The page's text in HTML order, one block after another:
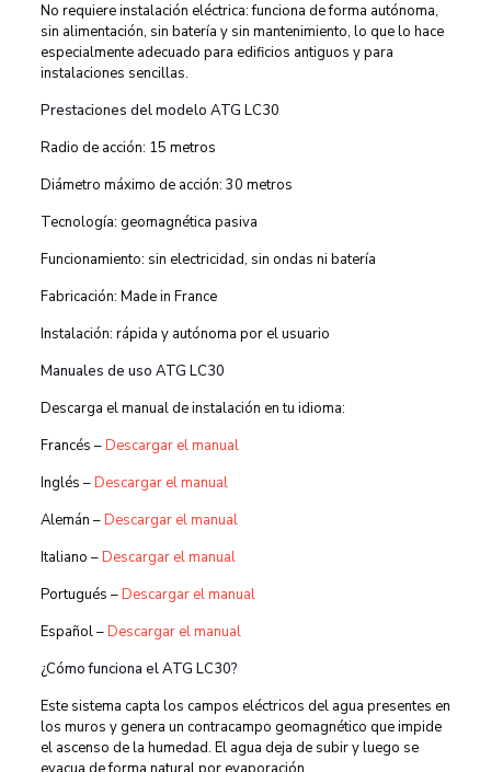
No requiere instalación eléctrica: funciona de forma autónoma,
sin alimentación, sin batería y sin mantenimiento, lo que lo hace
especialmente adecuado para edificios antiguos y para
instalaciones sencillas.
Prestaciones del modelo ATG LC30
Radio de acción: 15 metros
Diámetro máximo de acción: 30 metros
Tecnología: geomagnética pasiva
Funcionamiento: sin electricidad, sin ondas ni batería
Fabricación: Made in France
Instalación: rápida y autónoma por el usuario
Manuales de uso ATG LC30
Descarga el manual de instalación en tu idioma:
Francés –Descargar el manual
Inglés –Descargar el manual
Alemán –Descargar el manual
Italiano –Descargar el manual
Portugués –Descargar el manual
Español –Descargar el manual
¿Cómo funciona el ATG LC30?
Este sistema capta los campos eléctricos del agua presentes en
los muros y genera un contracampo geomagnético que impide
el ascenso de la humedad. El agua deja de subir y luego se